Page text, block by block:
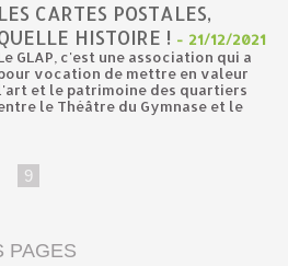
LES CARTES POSTALES,
HISTOIRE ! - 21/12/2021
GLAP, c'est une association qui a
vocation de mettre en valeur
et le patrimoine des quartiers
le Théâtre du Gymnase et le
9
PAGES